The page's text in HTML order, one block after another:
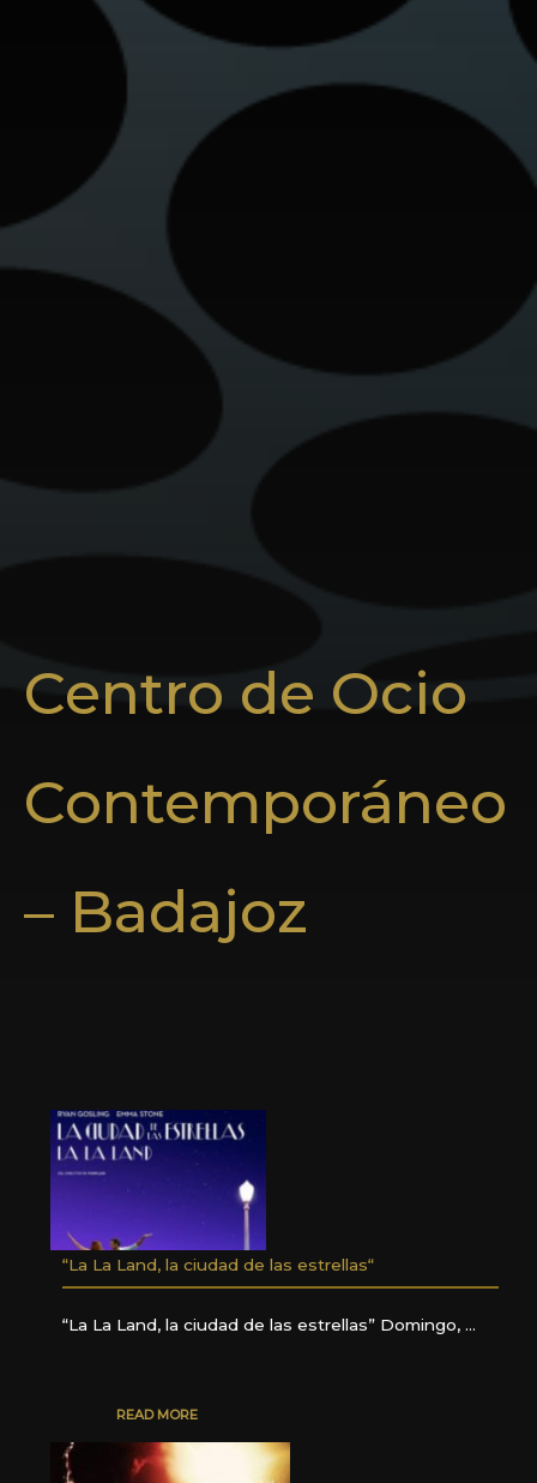
Centro de Ocio
Contemporáneo
– Badajoz
“La La Land, la ciudad de las estrellas“
“La La Land, la ciudad de las estrellas” Domingo, …
READ MORE